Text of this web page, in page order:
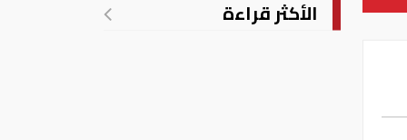
الأكثر قراءة